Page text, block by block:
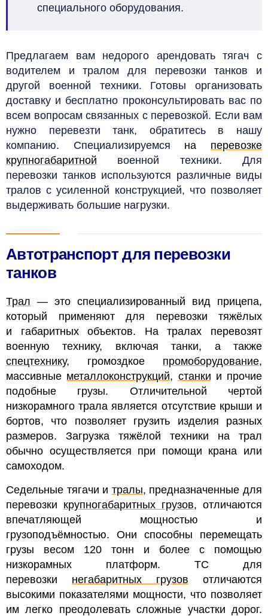
специального оборудования.
Предлагаем вам недорого арендовать тягач с
водителем и тралом для перевозки танков и
другой военной техники. Готовы организовать
доставку и бесплатно проконсультировать вас по
всем вопросам связанных с перевозкой. Если вам
нужно перевезти танк, обратитесь в нашу
компанию. Специализируемся на перевозке
крупногабаритной военной техники. Для
перевозки танков используются различные виды
тралов с усиленной конструкцией, что позволяет
выдерживать большие нагрузки.
Автотранспорт для перевозки
танков
Трал — это специализированный вид прицепа,
который применяют для перевозки тяжёлых
и габаритных объектов. На тралах перевозят
военную технику, включая танки, а также
спецтехнику, громоздкое промоборудование,
массивные металлоконструкций, станки и прочие
подобные грузы. Отличительной чертой
низкорамного трала является отсутствие крыши и
бортов, что позволяет грузить изделия разных
размеров. Загрузка тяжёлой техники на трал
обычно осуществляется при помощи крана или
самоходом.
Седельные тягачи и тралы, предназначенные для
перевозки крупногабаритных грузов, отличаются
впечатляющей мощностью и
грузоподъёмностью. Они способны перемещать
грузы весом 120 тонн и более с помощью
низкорамных платформ. ТС для
перевозки негабаритных грузов отличаются
высокими показателями мощности, что позволяет
им легко преодолевать сложные участки дорог.